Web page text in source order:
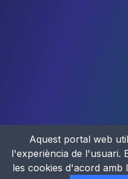
Aquest portal web
l'experiència de l'usuari.
les cookies d'acord amb